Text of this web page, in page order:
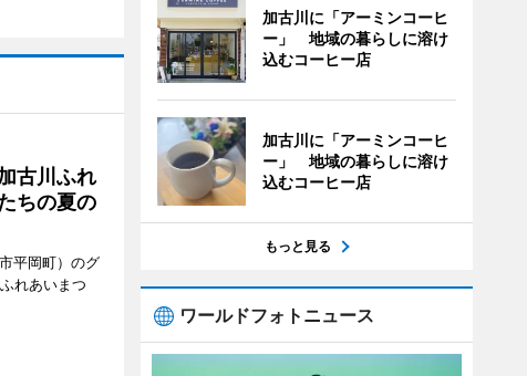
古川ふれ
ちの夏の
平岡町）のグ
れあいまつ
加古川に「アーミンコーヒ
ー」 地域の暮らしに溶け
込むコーヒー店
加古川に「アーミンコーヒ
ー」 地域の暮らしに溶け
込むコーヒー店
もっと見る
ワールドフォトニュース